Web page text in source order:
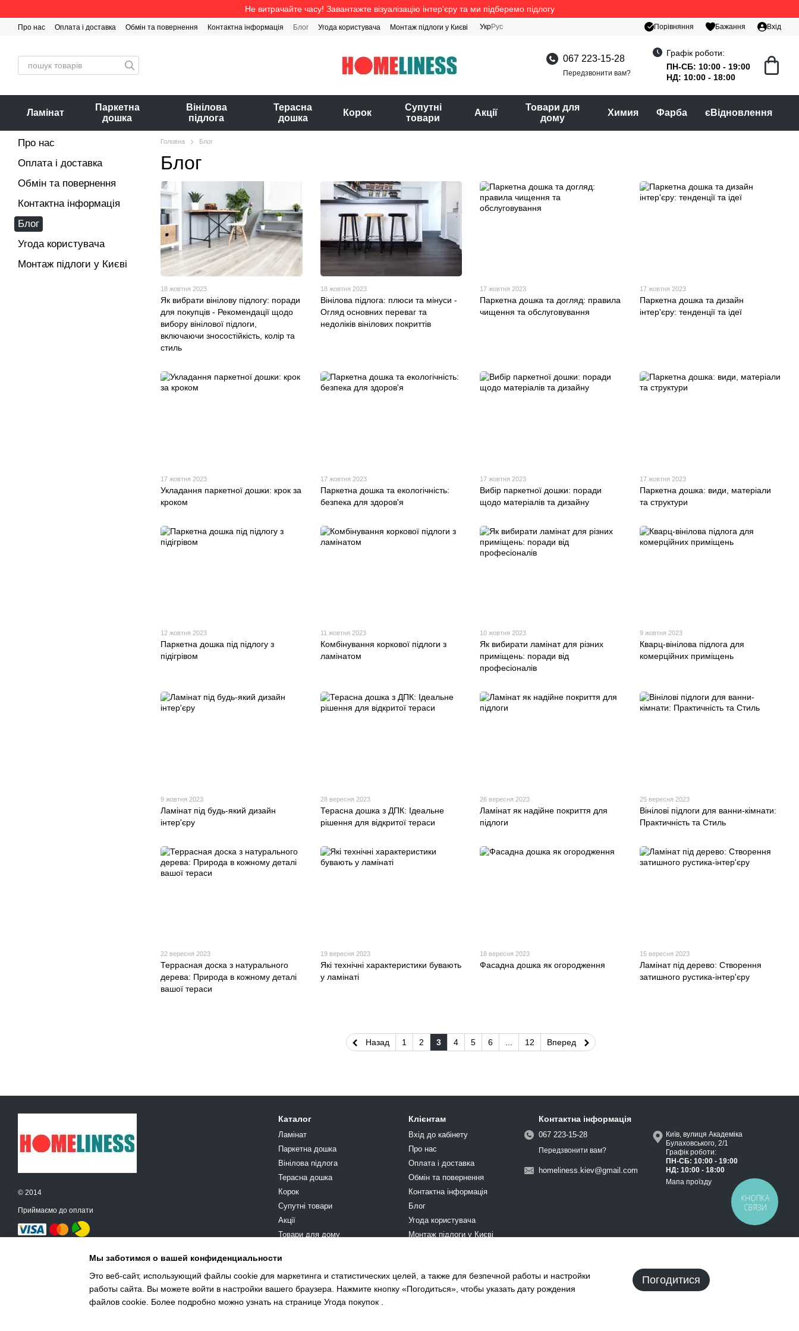
Не витрачайте часу! Завантажте візуалізацію інтер'єру та ми підберемо підлогу
Про нас Оплата і доставка Обмін та повернення Контактна інформація Блог Угода користувача Монтаж підлоги у Києві УкрРус Порівняння Бажання Вхід
067 223-15-28
Передзвонити вам?
Графік роботи:
ПН-СБ: 10:00 - 19:00
НД: 10:00 - 18:00
Ламінат
Паркетна
дошка
Вінілова
підлога
Терасна
дошка
Корок
Супутні
товари
Акції
Товари для
дому
Химия Фарба єВідновлення
Головна Блог
Блог
18 жовтня 2023
Як вибрати вінілову підлогу: поради
для покупців - Рекомендації щодо
вибору вінілової підлоги,
включаючи зносостійкість, колір та
стиль
18 жовтня 2023
Вінілова підлога: плюси та мінуси -
Огляд основних переваг та
недоліків вінілових покриттів
17 жовтня 2023
Паркетна дошка та догляд: правила
чищення та обслуговування
17 жовтня 2023
Паркетна дошка та дизайн
інтер'єру: тенденції та ідеї
17 жовтня 2023
Укладання паркетної дошки: крок за
кроком
17 жовтня 2023
Паркетна дошка та екологічність:
безпека для здоров'я
17 жовтня 2023
Вибір паркетної дошки: поради
щодо матеріалів та дизайну
17 жовтня 2023
Паркетна дошка: види, матеріали
та структури
12 жовтня 2023
Паркетна дошка під підлогу з
підігрівом
11 жовтня 2023
Комбінування коркової підлоги з
ламінатом
10 жовтня 2023
Як вибирати ламінат для різних
приміщень: поради від
професіоналів
9 жовтня 2023
Кварц-вінілова підлога для
комерційних приміщень
9 жовтня 2023
Ламінат під будь-який дизайн
інтер'єру
28 вересня 2023
Терасна дошка з ДПК: Ідеальне
рішення для відкритої тераси
26 вересня 2023
Ламінат як надійне покриття для
підлоги
25 вересня 2023
Вінілові підлоги для ванни-кімнати:
Практичність та Стиль
22 вересня 2023
Террасная доска з натурального
дерева: Природа в кожному деталі
вашої тераси
19 вересня 2023
Які технічні характеристики бувають
у ламінаті
18 вересня 2023
Фасадна дошка як огородження
15 вересня 2023
Ламінат під дерево: Створення
затишного рустика-інтер'єру
Назад 1 2 3 4 5 6 12 Вперед
Про нас
Оплата і доставка
Обмін та повернення
Контактна інформація
Блог
Угода користувача
Монтаж підлоги у Києві
© 2014
Приймаємо до оплати
Інтернет-магазин створений з Хорошоп
Каталог
Ламінат
Паркетна дошка
Вінілова підлога
Терасна дошка
Корок
Супутні товари
Акції
Товари для дому
Фарба
єВідновлення
Клієнтам
Вхід до кабінету
Про нас
Оплата і доставка
Обмін та повернення
Контактна інформація
Блог
Угода користувача
Монтаж підлоги у Києві
Контактна інформація
067 223-15-28
Передзвонити вам?
homeliness.kiev@gmail.com
Київ, вулиця Академіка
Булаховського, 2/1
Графік роботи:
ПН-СБ: 10:00 - 19:00
НД: 10:00 - 18:00
Мапа проїзду
Мы заботимся о вашей конфиденциальности
Это веб-сайт, использующий файлы cookie для маркетинга и статистических целей, а также для безпечной работы и настройки
работы сайта. Вы можете войти в настройки вашего браузера. Нажмите кнопку «Погодиться», чтобы указать дату рождения
файлов cookie. Более подробно можно узнать на странице Угода покупок
Погодитися
КНОПКА
СВЯЗИ